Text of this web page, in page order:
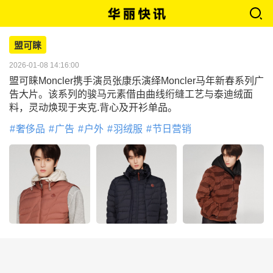
盟可睐
2026-01-08 14:16:00
盟可睐Moncler携手演员张康乐演绎Moncler马年新春系列广
告大片。该系列的骏马元素借由曲线绗缝工艺与泰迪绒面
料，灵动焕现于夹克.背心及开衫单品。
奢侈品 广告 户外 羽绒服 节日营销